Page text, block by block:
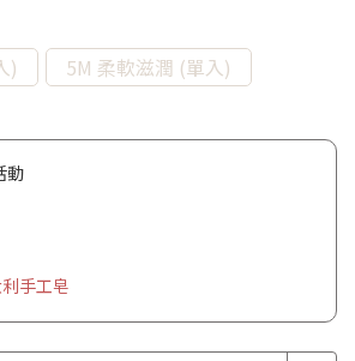
)
5M 柔軟滋潤 (單入)
動
手工皂